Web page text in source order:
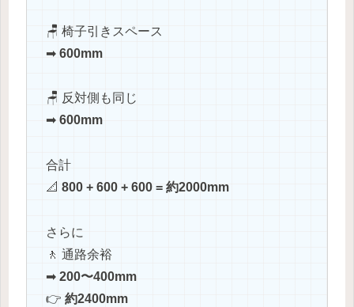
🪑 椅子引きスペース
➡ 600mm
🪑 反対側も同じ
➡ 600mm
合計
📐 800 + 600 + 600 = 約2000mm
さらに
🚶 通路余裕
➡ 200〜400mm
👉 約2400mm